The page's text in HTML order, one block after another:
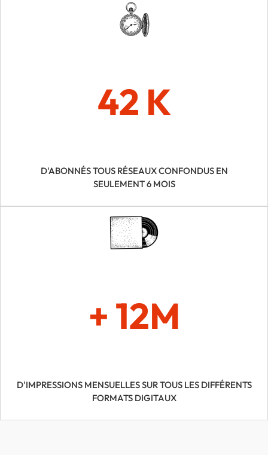
42 K
D'ABONNÉS TOUS RÉSEAUX CONFONDUS EN
SEULEMENT 6 MOIS
+ 12M
D'IMPRESSIONS MENSUELLES SUR TOUS LES DIFFÉRENTS
FORMATS DIGITAUX